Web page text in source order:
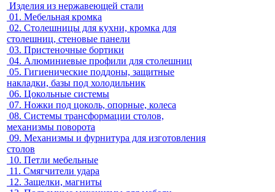
Изделия из нержавеющей стали
01. Мебельная кромка
02. Столешницы для кухни, кромка для
столешниц, стеновые панели
03. Пристеночные бортики
04. Алюминиевые профили для столешниц
05. Гигиенические поддоны, защитные
накладки, базы под холодильник
06. Цокольные системы
07. Ножки под цоколь, опорные, колеса
08. Системы трансформации столов,
механизмы поворота
09. Механизмы и фурнитура для изготовления
столов
10. Петли мебельные
11. Смягчители удара
12. Защелки, магниты